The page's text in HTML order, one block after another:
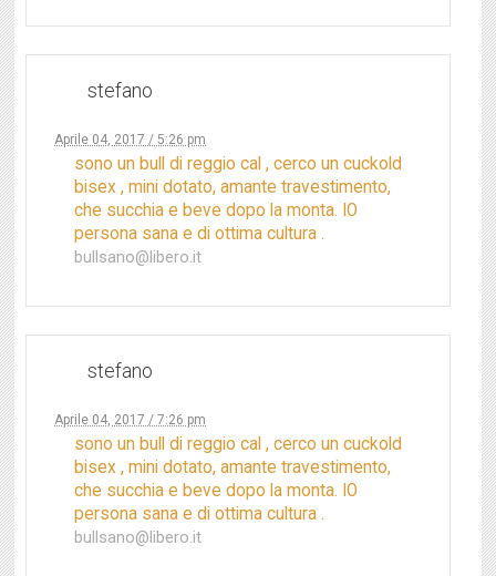
stefano
Aprile 04, 2017 / 5:26 pm
sono un bull di reggio cal , cerco un cuckold
bisex , mini dotato, amante travestimento,
che succhia e beve dopo la monta. IO
persona sana e di ottima cultura .
bullsano@libero.it
stefano
Aprile 04, 2017 / 7:26 pm
sono un bull di reggio cal , cerco un cuckold
bisex , mini dotato, amante travestimento,
che succhia e beve dopo la monta. IO
persona sana e di ottima cultura .
bullsano@libero.it